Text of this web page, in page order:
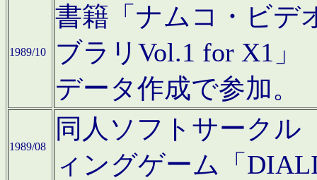
1989/10
書籍「ナムコ・ビデ
ブラリVol.1 for X1」
データ作成で参加。
1989/08
同人ソフトサークル
ィングゲーム「